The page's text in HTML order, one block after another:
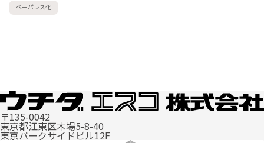
ペーパレス化
〒135-0042
東京都江東区木場5-8-40
東京パークサイドビル12F